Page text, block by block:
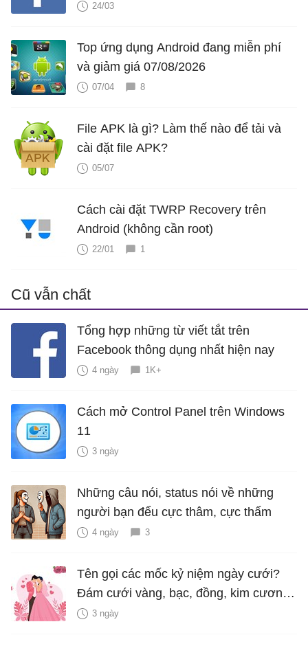
24/03
Top ứng dụng Android đang miễn phí
và giảm giá 07/08/2026
07/04 8
File APK là gì? Làm thế nào để tải và
cài đặt file APK?
05/07
Cách cài đặt TWRP Recovery trên
Android (không cần root)
22/01 1
Cũ vẫn chất
Tổng hợp những từ viết tắt trên
Facebook thông dụng nhất hiện nay
4 ngày 1K+
Cách mở Control Panel trên Windows
11
3 ngày
Những câu nói, status nói về những
người bạn đểu cực thâm, cực thấm
4 ngày 3
Tên gọi các mốc kỷ niệm ngày cưới?
Đám cưới vàng, bạc, đồng, kim cương
là bao nhiêu năm?
3 ngày